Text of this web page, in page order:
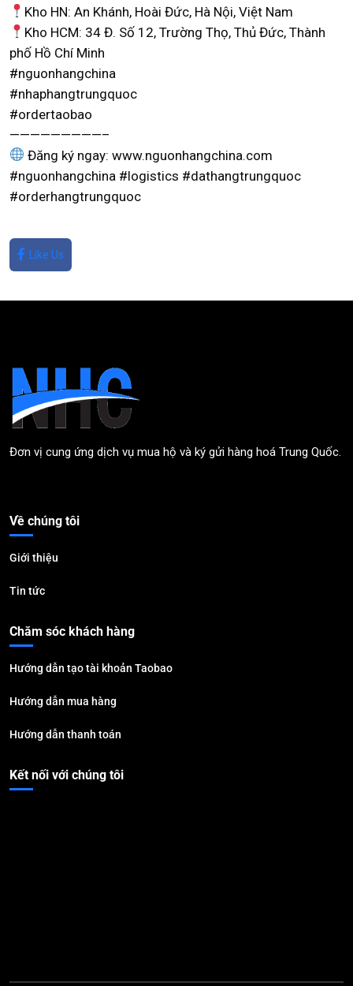
Kho HN: An Khánh, Hoài Đức, Hà Nội, Việt Nam
Kho HCM: 34 Đ. Số 12, Trường Thọ, Thủ Đức, Thành
phố Hồ Chí Minh
#nguonhangchina
#nhaphangtrungquoc
#ordertaobao
—————————–
Đăng ký ngay: www.nguonhangchina.com
#nguonhangchina #logistics #dathangtrungquoc
#orderhangtrungquoc
Like Us
Đơn vị cung ứng dịch vụ mua hộ và ký gửi hàng hoá Trung Quốc.
Về chúng tôi
Giới thiệu
Tin tức
Chăm sóc khách hàng
Hướng dẫn tạo tài khoản Taobao
Hướng dẫn mua hàng
Hướng dẫn thanh toán
Kết nối với chúng tôi